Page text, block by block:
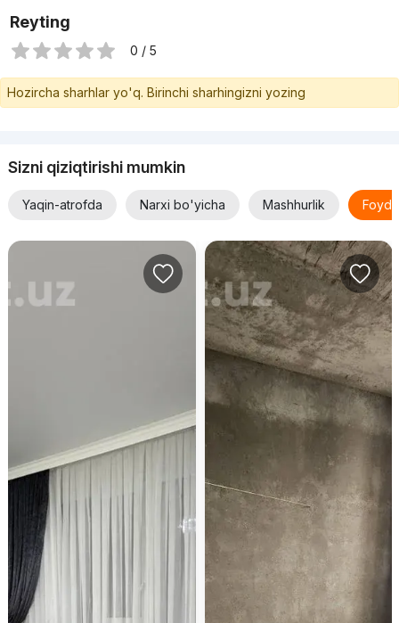
Reyting
0 / 5
Hozircha sharhlar yo'q. Birinchi sharhingizni yozing
Sizni qiziqtirishi mumkin
Yaqin-atrofda Narxi bo'yicha Mashhurlik